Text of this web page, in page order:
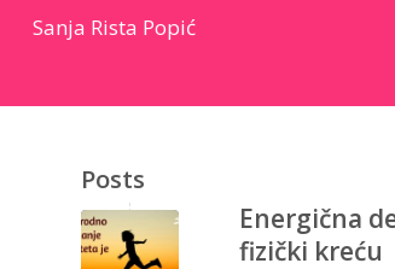
Sanja Rista Popić
Posts
Energična
fizički kreću